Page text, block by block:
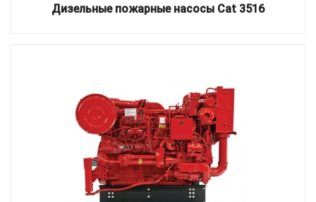
Дизельные пожарные насосы Cat 3516